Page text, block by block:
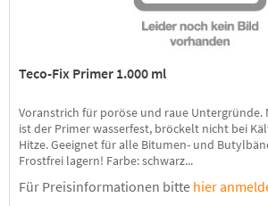
Teco-Fix Primer 1.000 ml
Voranstrich für poröse und raue Untergründe.
ist der Primer wasserfest, bröckelt nicht bei
Hitze. Geeignet für alle Bitumen- und
Frostfrei lagern! Farbe: schwarz...
Für Preisinformationen bitte hier